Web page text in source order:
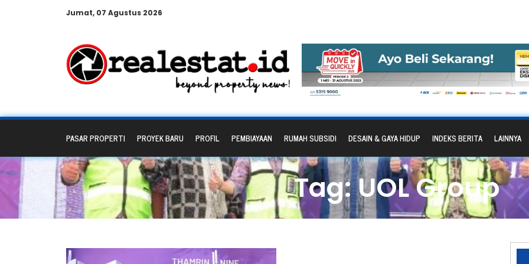
Jumat, 07 Agustus 2026
PASAR PROPERTI PROYEK BARU PROFIL PEMBIAYAAN RUMAH SUBSIDI DESAIN & GAYA HIDUP INDEKS BERITA LAINNYA
Tag: UOL Group